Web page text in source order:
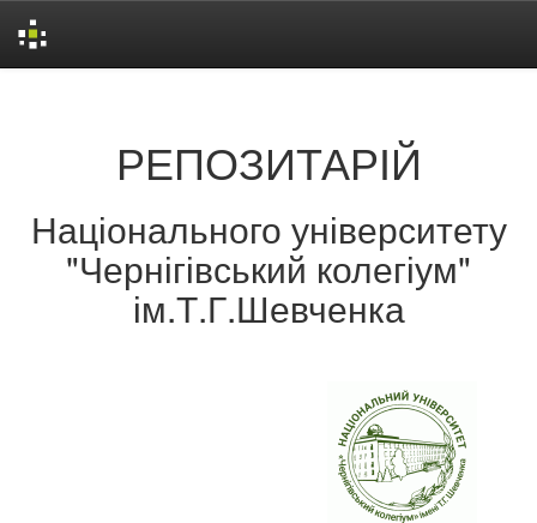
РЕПОЗИТАРІЙ
Національного університету
"Чернігівський колегіум"
ім.Т.Г.Шевченка